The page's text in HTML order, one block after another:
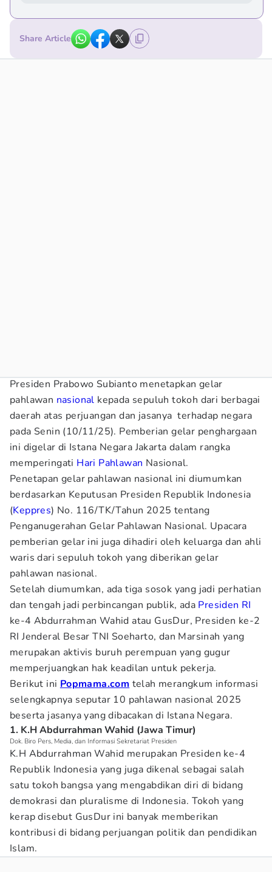
Share Article
Presiden Prabowo Subianto menetapkan gelar
pahlawan nasional kepada sepuluh tokoh dari berbagai
daerah atas perjuangan dan jasanya terhadap negara
pada Senin (10/11/25). Pemberian gelar penghargaan
ini digelar di Istana Negara Jakarta dalam rangka
memperingati Hari Pahlawan Nasional.
Penetapan gelar pahlawan nasional ini diumumkan
berdasarkan Keputusan Presiden Republik Indonesia
(Keppres) No. 116/TK/Tahun 2025 tentang
Penganugerahan Gelar Pahlawan Nasional. Upacara
pemberian gelar ini juga dihadiri oleh keluarga dan ahli
waris dari sepuluh tokoh yang diberikan gelar
pahlawan nasional.
Setelah diumumkan, ada tiga sosok yang jadi perhatian
dan tengah jadi perbincangan publik, ada Presiden RI
ke-4 Abdurrahman Wahid atau GusDur, Presiden ke-2
RI Jenderal Besar TNI Soeharto, dan Marsinah yang
merupakan aktivis buruh perempuan yang gugur
memperjuangkan hak keadilan untuk pekerja.
Berikut ini Popmama.com telah merangkum informasi
selengkapnya seputar 10 pahlawan nasional 2025
beserta jasanya yang dibacakan di Istana Negara.
1. K.H Abdurrahman Wahid (Jawa Timur)
Dok. Biro Pers, Media, dan Informasi Sekretariat Presiden
K.H Abdurrahman Wahid merupakan Presiden ke-4
Republik Indonesia yang juga dikenal sebagai salah
satu tokoh bangsa yang mengabdikan diri di bidang
demokrasi dan pluralisme di Indonesia. Tokoh yang
kerap disebut GusDur ini banyak memberikan
kontribusi di bidang perjuangan politik dan pendidikan
Islam.